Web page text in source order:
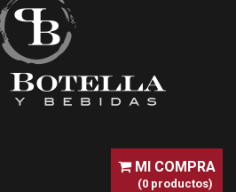
MI COMPRA
(0 productos)